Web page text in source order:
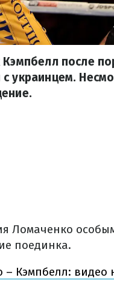
после
украинцем.
Ломаченко
поединка.
– Кэмпбелл: видео